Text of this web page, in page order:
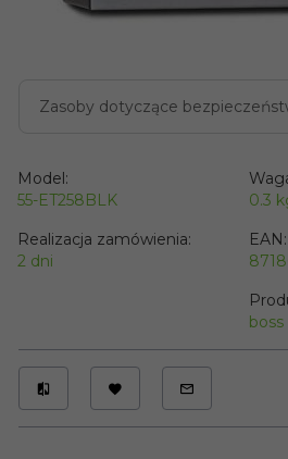
Zasoby dotyczące
Model:
55-ET258BLK
0.3
Realizacja zamówienia:
2 dni
EAN: